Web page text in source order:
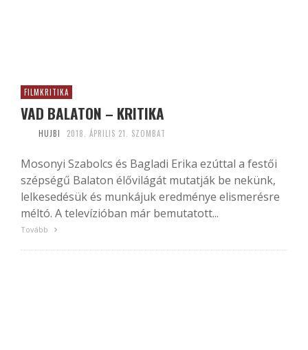
FILMKRITIKA
VAD BALATON – KRITIKA
HUJBI 2018. ÁPRILIS 21. SZOMBAT
Mosonyi Szabolcs és Bagladi Erika ezúttal a festői
szépségű Balaton élővilágát mutatják be nekünk,
lelkesedésük és munkájuk eredménye elismerésre
méltó. A televízióban már bemutatott...
Tovább